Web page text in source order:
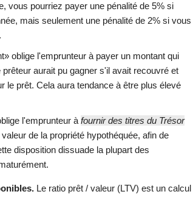
vous pourriez payer une pénalité de 5% si
mais seulement une pénalité de 2% si vous
oblige l'emprunteur à payer un montant qui
aurait pu gagner s'il avait recouvré et
le prêt. Cela aura tendance à être plus élevé
l'emprunteur àfournir des titres du Trésor
de la propriété hypothéquée, afin de
disposition dissuade la plupart des
Le ratio prêt / valeur (LTV) est un calcul